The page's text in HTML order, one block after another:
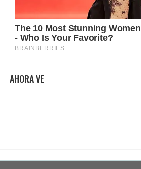
AHORA VE